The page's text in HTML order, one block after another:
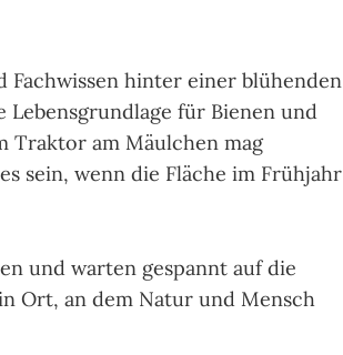
Fachwissen hinter einer blühenden
für Bienen und
Traktor am Mäulchen mag
sein, wenn die Fläche im Frühjahr
und warten gespannt auf die
Ort, an dem Natur und Mensch